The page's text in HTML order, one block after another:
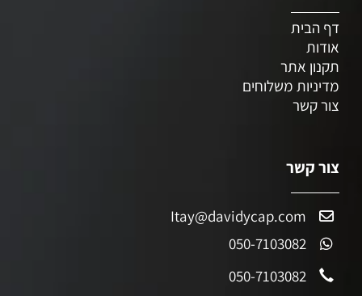
דף הבית
אודות
תקנון אתר
מדיניות משלוחים
צור קשר
צור קשר
Itay@davidycap.com
050-7103082
050-7103082